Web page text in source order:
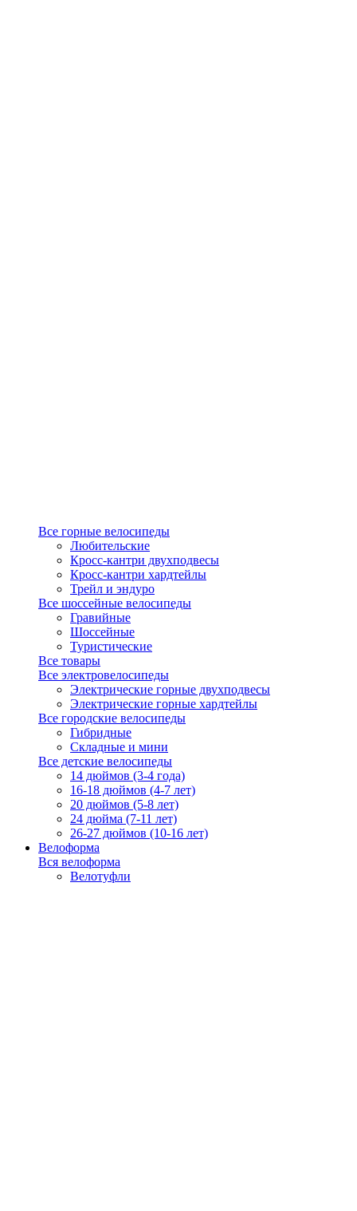
Все горные велосипеды
Любительские
Кросс-кантри двухподвесы
Кросс-кантри хардтейлы
Трейл и эндуро
Все шоссейные велосипеды
Гравийные
Шоссейные
Туристические
Все товары
Все электровелосипеды
Электрические горные двухподвесы
Электрические горные хардтейлы
Все городские велосипеды
Гибридные
Складные и мини
Все детские велосипеды
14 дюймов (3-4 года)
16-18 дюймов (4-7 лет)
20 дюймов (5-8 лет)
24 дюйма (7-11 лет)
26-27 дюймов (10-16 лет)
Велоформа
Вся велоформа
Велотуфли